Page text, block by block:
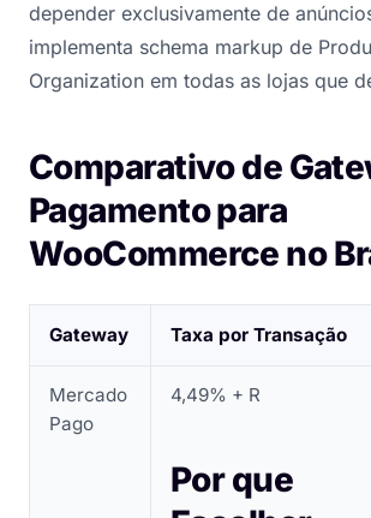
depender exclusivamente de
implementa schema markup de
Organization em todas as lojas que
Comparativo de
Pagamento para
WooCommerce no
Gateway Taxa por Transação
Mercado
Pago
4,49% + R
Por que